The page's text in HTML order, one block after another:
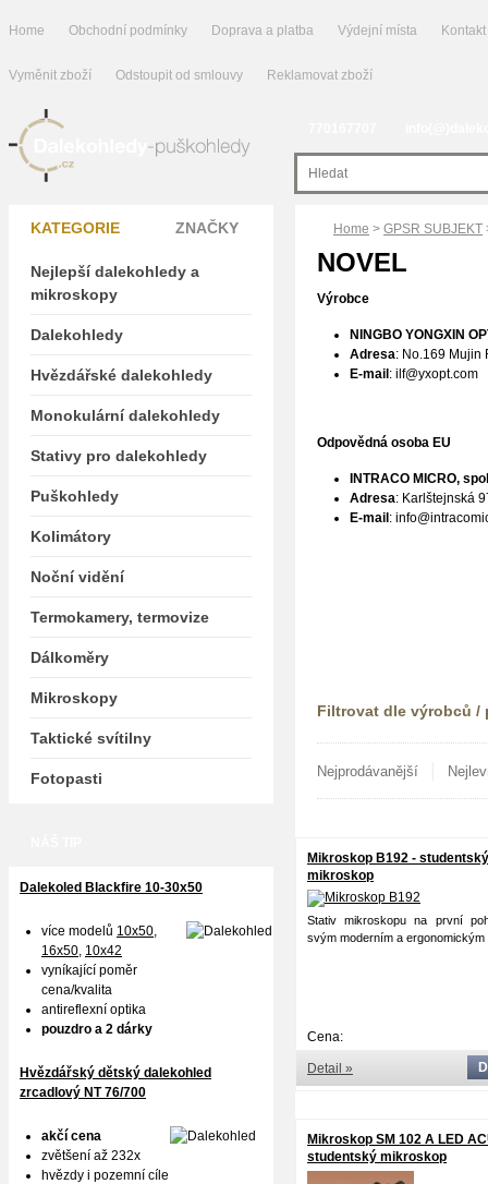
Home Obchodní podmínky Doprava a platba Výdejní místa Kontakt
Vyměnit zboží Odstoupit od smlouvy Reklamovat zboží
Home > GPSR SUBJEKT
NOVEL
Výrobce
NINGBO YONGXIN
Adresa: No.169 Mujin
E-mail : ilf@yxopt.com
Odpovědná osoba EU
INTRACO MICRO,
Adresa: Karlštejnská
E-mail : info
Filtrovat dle výrobců /
Nejprodávanější
Mikroskop B192 - studentský
mikroskop
Stativ mikroskopu na první
svým moderním a ergonomickým
Cena:
Detail »
Mikroskop SM 102 A LED
studentský mikroskop
KATEGORIE ZNAČKY
Nejlepší dalekohledy a
mikroskopy
Dalekohledy
Hvězdářské dalekohledy
Monokulární dalekohledy
Stativy pro dalekohledy
Puškohledy
Kolimátory
Noční vidění
Termokamery, termovize
Dálkoměry
Mikroskopy
Taktické svítilny
Fotopasti
Dalekoled Blackfire 10-30x50
více modelů 10x50,
16x50, 10x42
vyníkající poměr
cena/kvalita
antireflexní optika
pouzdro a 2 dárky
Hvězdářský dětský dalekohled
zrcadlový NT 76/700
akčí cena
zvětšení až 232x
hvězdy i pozemní cíle